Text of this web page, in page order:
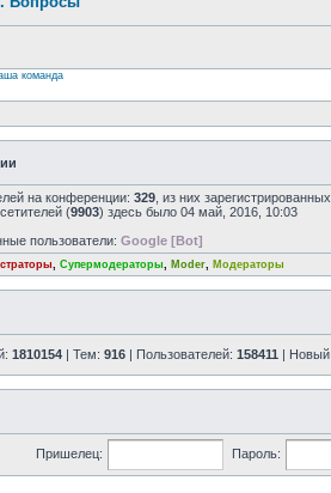
команда
на конференции: 329 , из них
(9903) здесь было 04 май, 2016, 10:03
пользователи: Google [Bot]
, Супермодераторы, Moder, Модераторы
1810154 | Тем: 916 | Пользователей: 158411 | Новый
Пришелец: Пароль: